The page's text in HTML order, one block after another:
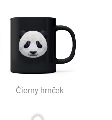
Čierny hrnček